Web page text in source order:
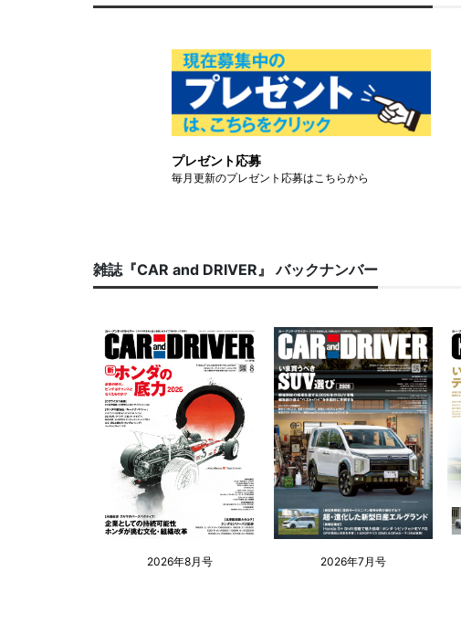
プレゼント応募
毎月更新のプレゼント応募はこちらから
雑誌『CAR and DRIVER』 バックナンバー
2026年8月号 2026年7月号